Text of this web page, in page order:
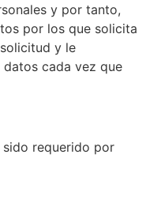
y por tanto,
por los que solicita
y le
cada vez que
sido requerido por